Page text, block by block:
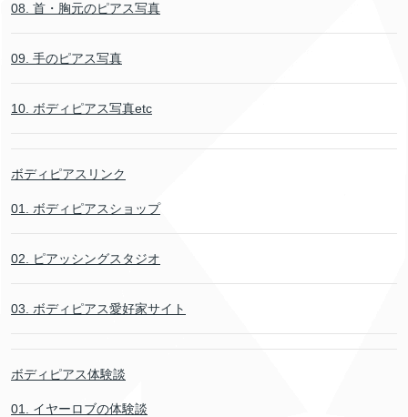
08. 首・胸元のピアス写真
09. 手のピアス写真
10. ボディピアス写真etc
ボディピアスリンク
01. ボディピアスショップ
02. ピアッシングスタジオ
03. ボディピアス愛好家サイト
ボディピアス体験談
01. イヤーロブの体験談